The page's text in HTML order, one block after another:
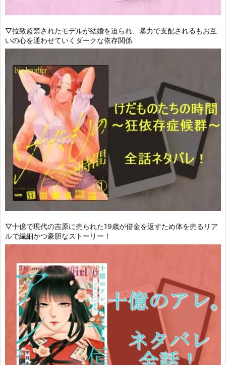
▽拉致監禁されたモデルが結婚を迫られ、暴力で支配されるもお互
いの心を通わせていくダークな依存関係
▽十億で現代の吉原に売られた19歳が借金を返すため体を売るリア
ルで繊細かつ豪胆なストーリー！